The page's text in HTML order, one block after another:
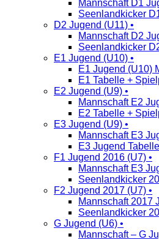
Mannschaft D1
Seenlandkicker
D2 Jugend (U11) •
Mannschaft D2
Seenlandkicker
E1 Jugend (U10) •
E1 Jugend (U10)
E1 Tabelle +
E2 Jugend (U9) •
Mannschaft E2
E2 Tabelle +
E3 Jugend (U9) •
Mannschaft E3
E3 Jugend
F1 Jugend 2016 (U7) •
Mannschaft E3
Seenlandkicker
F2 Jugend 2017 (U7) •
Mannschaft 2017
Seenlandkicker
G Jugend (U6) •
Mannschaft – G